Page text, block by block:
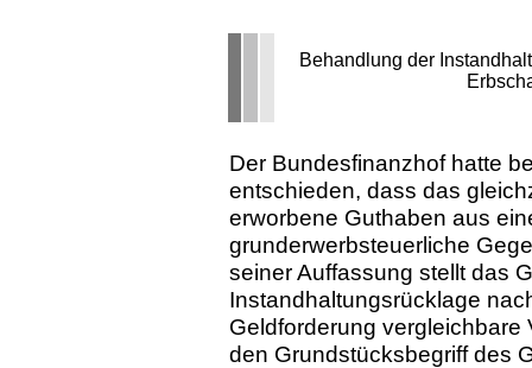
Behandlung der
Der Bundesfinanzhof hatte
entschieden, dass das
erworbene Guthaben aus
grunderwerbsteuerliche
seiner Auffassung stellt das
Instandhaltungsrücklage
Geldforderung vergleichbare
den Grundstücksbegriff des